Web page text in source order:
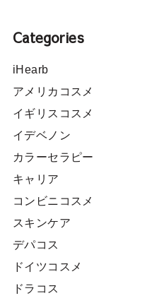
Categories
iHearb
アメリカコスメ
イギリスコスメ
イデベノン
カラーセラピー
キャリア
コンビニコスメ
スキンケア
デパコス
ドイツコスメ
ドラコス